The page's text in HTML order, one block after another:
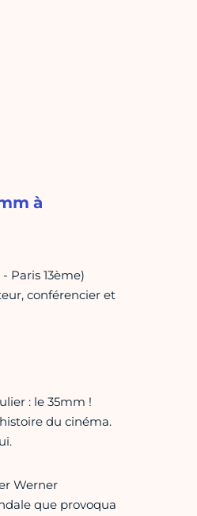
à
Paris 13ème)
conférencier et
: le 35mm !
du cinéma.
Werner
que provoqua